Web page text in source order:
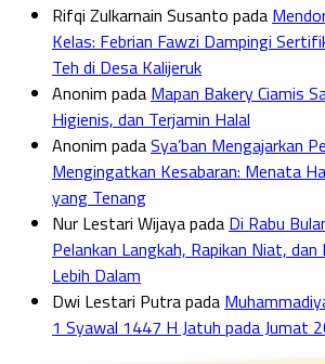
Rifqi Zulkarnain Susanto pada
Kelas: Febrian Fawzi Dampingi
Teh di Desa Kalijeruk
Anonim pada Mapan Bakery Ciamis
Higienis, dan Terjamin Halal
Anonim padaSya’ban Mengajarkan
Mengingatkan Kesabaran: Menata
yang Tenang
Nur Lestari Wijayapada Di Rabu
Pelankan Langkah, Rapikan Niat,
Lebih Dalam
Dwi Lestari Putrapada
1 Syawal 1447 H Jatuh pada Jumat